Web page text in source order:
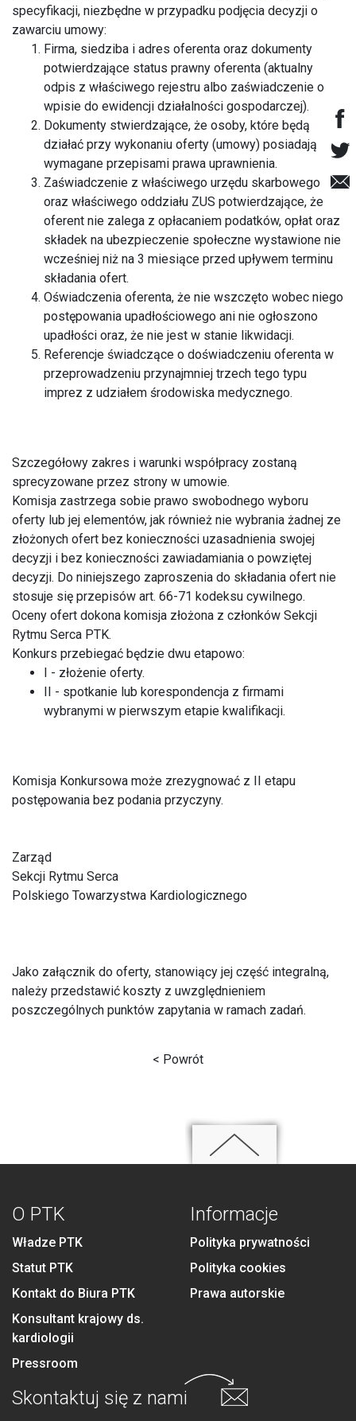
specyfikacji, niezbędne w przypadku podjęcia decyzji o
zawarciu umowy:
Firma, siedziba i adres oferenta oraz dokumenty
potwierdzające status prawny oferenta (aktualny
odpis z właściwego rejestru albo zaświadczenie o
wpisie do ewidencji działalności gospodarczej).
Dokumenty stwierdzające, że osoby, które będą
działać przy wykonaniu oferty (umowy) posiadają
wymagane przepisami prawa uprawnienia.
Zaświadczenie z właściwego urzędu skarbowego
oraz właściwego oddziału ZUS potwierdzające, że
oferent nie zalega z opłacaniem podatków, opłat oraz
składek na ubezpieczenie społeczne wystawione nie
wcześniej niż na 3 miesiące przed upływem terminu
składania ofert.
Oświadczenia oferenta, że nie wszczęto wobec niego
postępowania upadłościowego ani nie ogłoszono
upadłości oraz, że nie jest w stanie likwidacji.
Referencje świadczące o doświadczeniu oferenta w
przeprowadzeniu przynajmniej trzech tego typu
imprez z udziałem środowiska medycznego.
Szczegółowy zakres i warunki współpracy zostaną
sprecyzowane przez strony w umowie.
Komisja zastrzega sobie prawo swobodnego wyboru
oferty lub jej elementów, jak również nie wybrania żadnej ze
złożonych ofert bez konieczności uzasadnienia swojej
decyzji i bez konieczności zawiadamiania o powziętej
decyzji. Do niniejszego zaproszenia do składania ofert nie
stosuje się przepisów art. 66-71 kodeksu cywilnego.
Oceny ofert dokona komisja złożona z członków Sekcji
Rytmu Serca PTK.
Konkurs przebiegać będzie dwu etapowo:
I - złożenie oferty.
II - spotkanie lub korespondencja z firmami
wybranymi w pierwszym etapie kwalifikacji.
Komisja Konkursowa może zrezygnować z II etapu
postępowania bez podania przyczyny.
Zarząd
Sekcji Rytmu Serca
Polskiego Towarzystwa Kardiologicznego
Jako załącznik do oferty, stanowiący jej część integralną,
należy przedstawić koszty z uwzględnieniem
poszczególnych punktów zapytania w ramach zadań.
< Powrót
O PTK
Władze PTK
Statut PTK
Kontakt do Biura PTK
Konsultant krajowy ds.
kardiologii
Pressroom
Informacje
Polityka prywatności
Polityka cookies
Prawa autorskie
Skontaktuj się z nami